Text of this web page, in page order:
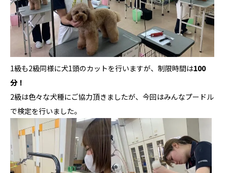
1級も2級同様に犬1頭のカットを行いますが、制限時間は100
分！
2級は色々な犬種にご協力頂きましたが、今回はみんなプードル
で検定を行いました。